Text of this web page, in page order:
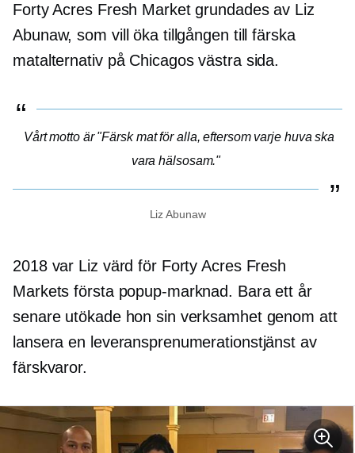
Forty Acres Fresh Market grundades av Liz
Abunaw, som vill öka tillgången till färska
matalternativ på Chicagos västra sida.
Vårt motto är "Färsk mat för alla, eftersom varje huva ska
vara hälsosam."
Liz Abunaw
2018 var Liz värd för Forty Acres Fresh
Markets första popup-marknad. Bara ett år
senare utökade hon sin verksamhet genom att
lansera en leveransprenumerationstjänst av
färskvaror.